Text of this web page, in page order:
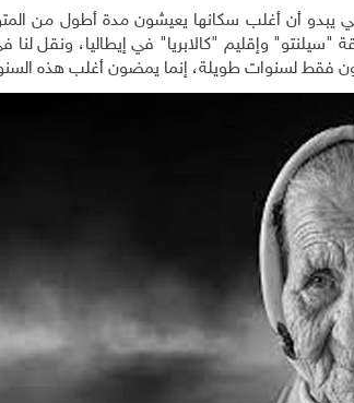
يبدو أن أغلب سكانها يعيشون مدة أطول من
"سيلنتو" وإقليم "كالابريا" في إيطاليا، ونقل
فقط لسنوات طويلة، إنما يمضون أغلب هذه